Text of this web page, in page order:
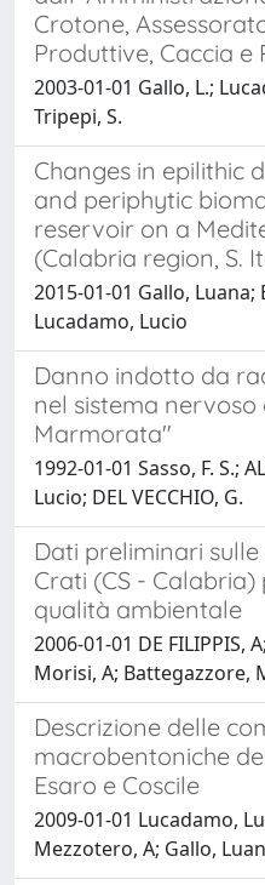
Crotone,
Produttive, Caccia e
2003-01-01 Gallo, L.;
Tripepi, S.
Changes in epilithic
and periphytic
reservoir on a
(Calabria region, S.
2015-01-01 Gallo,
Lucadamo, Lucio
Danno indotto da
nel sistema
Marmorata"
1992-01-01 Sasso, F. S.;
Lucio; DEL VECCHIO, G.
Dati preliminari
Crati (CS -
qualità ambientale
2006-01-01 DE FILIPPIS,
Morisi, A; Battegazzore,
Descrizione delle
macrobentoniche
Esaro e Coscile
2009-01-01 Lucadamo,
Mezzotero, A; Gallo,